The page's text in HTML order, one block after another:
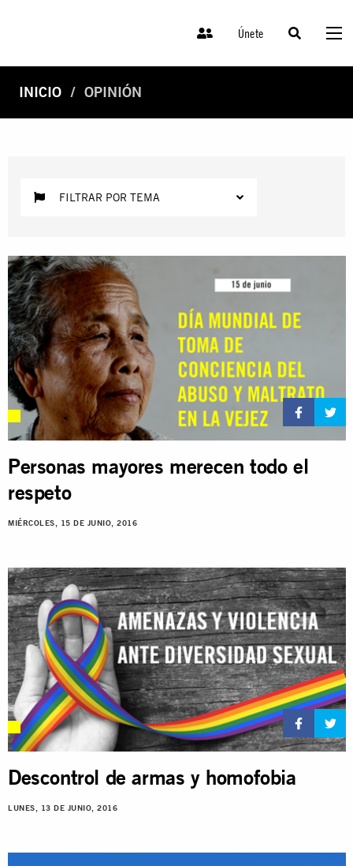
Únete
INICIO OPINIÓN
FILTRAR POR TEMA
Personas mayores merecen todo el
respeto
MIÉRCOLES, 15 DE JUNIO, 2016
Descontrol de armas y homofobia
LUNES, 13 DE JUNIO, 2016